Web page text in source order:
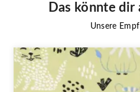
Das könnte dir
Unsere